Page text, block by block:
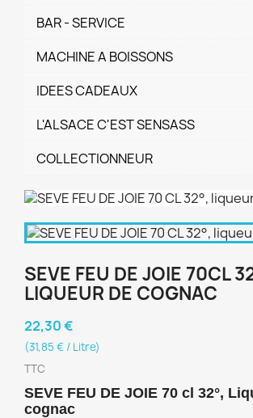
BAR - SERVICE
MACHINE A BOISSONS
IDEES CADEAUX
L'ALSACE C'EST SENSASS
COLLECTIONNEUR
SEVE FEU DE JOIE 70CL
LIQUEUR DE COGNAC
22,30 €
(31,85 € / Litre)
TTC
SEVE FEU DE JOIE 70 cl 32°,
cognac